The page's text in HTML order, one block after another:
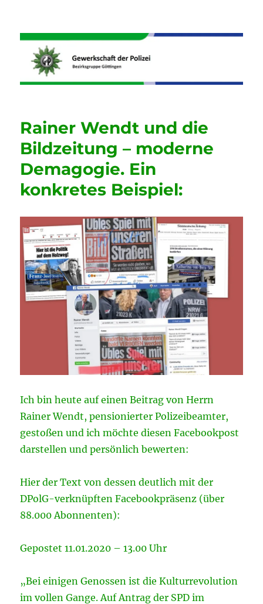
Informationen der GdP
Bezirksgruppe Göttingen
Rainer Wendt und die
Bildzeitung – moderne
Demagogie. Ein
konkretes Beispiel:
Ich bin heute auf einen Beitrag von Herrn
Rainer Wendt, pensionierter Polizeibeamter,
gestoßen und ich möchte diesen Facebookpost
darstellen und persönlich bewerten:
Hier der Text von dessen deutlich mit der
DPolG-verknüpften Facebookpräsenz (über
88.000 Abonnenten):
Gepostet 11.01.2020 – 13.00 Uhr
„Bei einigen Genossen ist die Kulturrevolution
im vollen Gange. Auf Antrag der SPD im